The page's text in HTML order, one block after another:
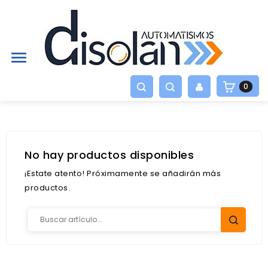

0
No hay productos disponibles
¡Estate atento! Próximamente se añadirán más
productos.